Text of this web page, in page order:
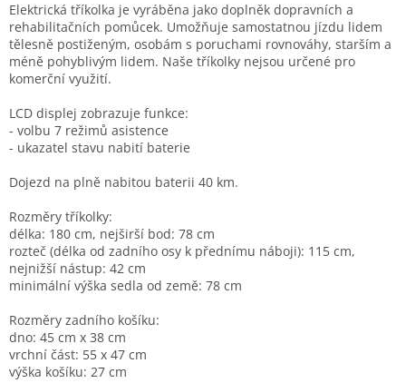
Elektrická tříkolka je vyráběna jako doplněk dopravních a
rehabilitačních pomůcek. Umožňuje samostatnou jízdu lidem
tělesně postiženým, osobám s poruchami rovnováhy, starším a
méně pohyblivým lidem. Naše tříkolky nejsou určené pro
komerční využití.
LCD displej zobrazuje funkce:
- volbu 7 režimů asistence
- ukazatel stavu nabití baterie
Dojezd na plně nabitou baterii 40 km.
Rozměry tříkolky:
délka: 180 cm, nejširší bod: 78 cm
rozteč (délka od zadního osy k přednímu náboji): 115 cm,
nejnižší nástup: 42 cm
minimální výška sedla od země: 78 cm
Rozměry zadního košíku:
dno: 45 cm x 38 cm
vrchní část: 55 x 47 cm
výška košíku: 27 cm